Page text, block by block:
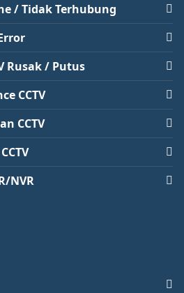
/ Tidak Terhubung
Rusak / Putus
CCTV
CCTV
NVR